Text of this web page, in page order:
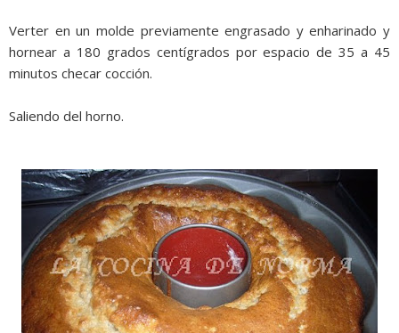
Verter en un molde previamente engrasado y enharinado y
hornear a 180 grados centígrados por espacio de 35 a 45
minutos checar cocción.
Saliendo del horno.